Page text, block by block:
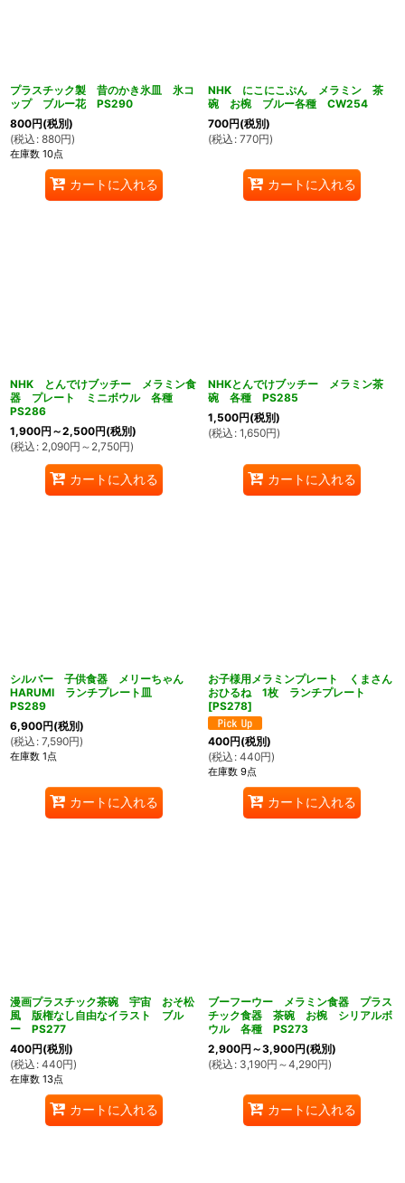
プラスチック製 昔のかき氷皿 氷コ
ップ ブルー花 PS290
800円(税別)
(税込 : 880円)
在庫数 10点
カートに入れる
NHK にこにこぷん メラミン 茶
碗 お椀 ブルー各種 CW254
700円(税別)
(税込 : 770円)
カートに入れる
NHK とんでけブッチー メラミン食
器 プレート ミニボウル 各種
PS286
1,900円 ～2,500円(税別)
(税込 : 2,090円 ～2,750円)
カートに入れる
NHKとんでけブッチー メラミン茶
碗 各種 PS285
1,500円(税別)
(税込 : 1,650円)
カートに入れる
シルバー 子供食器 メリーちゃん
HARUMI ランチプレート皿
PS289
6,900円(税別)
(税込 : 7,590円)
在庫数 1点
カートに入れる
お子様用メラミンプレート くまさん
おひるね 1枚 ランチプレート
[PS278]
400円(税別)
(税込 : 440円)
在庫数 9点
カートに入れる
漫画プラスチック茶碗 宇宙 おそ松
風 版権なし自由なイラスト ブル
ー PS277
400円(税別)
(税込 : 440円)
在庫数 13点
カートに入れる
ブーフーウー メラミン食器 プラス
チック食器 茶碗 お椀 シリアルボ
ウル 各種 PS273
2,900円 ～3,900円(税別)
(税込 : 3,190円 ～4,290円)
カートに入れる